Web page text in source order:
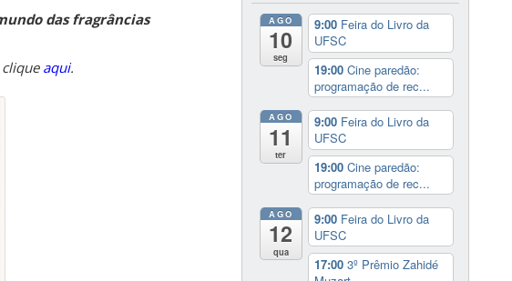
das fragrâncias
aqui.
AGO
10
seg
9:00 Feira do Livro da
UFSC
19:00 Cine paredão:
programação de rec...
AGO
11
ter
9:00 Feira do Livro da
UFSC
19:00 Cine paredão:
programação de rec...
AGO
12
qua
9:00 Feira do Livro da
UFSC
17:00 3º Prêmio Zahidé